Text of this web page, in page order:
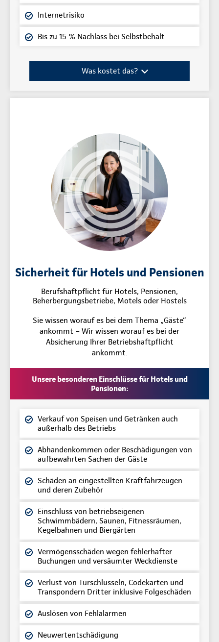
Internetrisiko
Bis zu 15 % Nachlass bei Selbstbehalt
Was kostet das?
Sicherheit für Hotels und Pensionen
Berufshaftpflicht für Hotels, Pensionen,
Beherbergungsbetriebe, Motels oder Hostels
Sie wissen worauf es bei dem Thema „Gäste“
ankommt – Wir wissen worauf es bei der
Absicherung Ihrer Betriebshaftpflicht
ankommt.
Unsere besonderen Einschlüsse für Hotels und
Pensionen:
Verkauf von Speisen und Getränken auch
außerhalb des Betriebs
Abhandenkommen oder Beschädigungen von
aufbewahrten Sachen der Gäste
Schäden an eingestellten Kraftfahrzeugen
und deren Zubehör
Einschluss von betriebseigenen
Schwimmbädern, Saunen, Fitnessräumen,
Kegelbahnen und Biergärten
Vermögensschäden wegen fehlerhafter
Buchungen und versäumter Weckdienste
Verlust von Türschlüsseln, Codekarten und
Transpondern Dritter inklusive Folgeschäden
Auslösen von Fehlalarmen
Neuwertentschädigung